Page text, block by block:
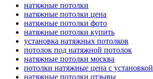
натяжные потолки
натяжные потолки цена
натяжные потолки фото
натяжные потолки купить
установка натяжных потолков
потолок под натяжной потолок
натяжные потолки москва
потолки натяжные цена с установкой
натяжные потолки отзывы